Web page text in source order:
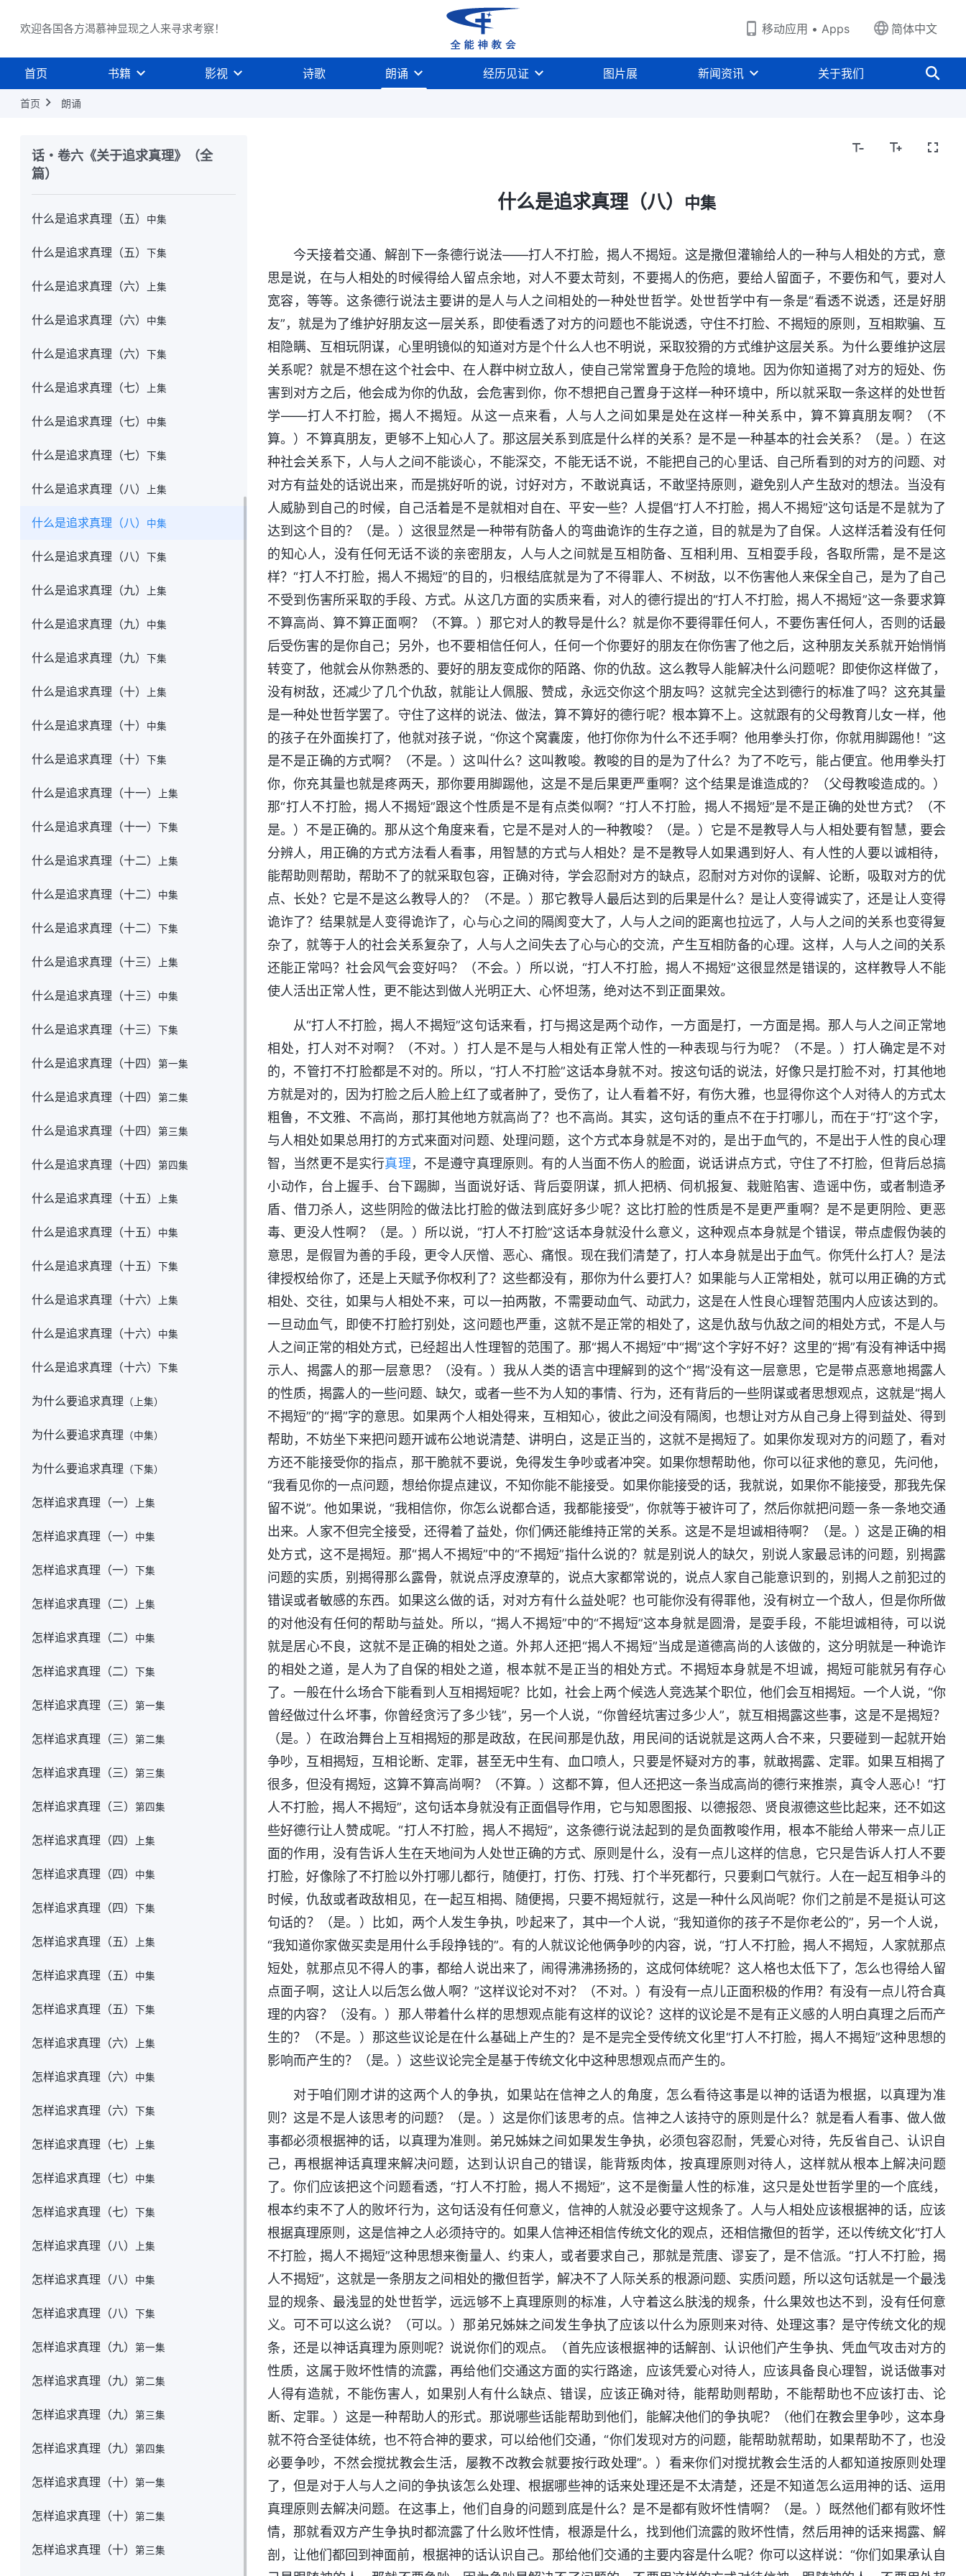
欢迎各国各方渴慕神显现之人来寻求考察！ 移动应用 • Apps 简体中文
首页 书籍 影视 诗歌 朗诵 经历见证 图片展 新闻资讯 关于我们
首页 朗诵
话・卷六《关于追求真理》（全
篇）
什么是追求真理（四）
什么是追求真理（四）下集
什么是追求真理（五） 中集
什么是追求真理（五） 下集
什么是追求真理（六） 上集
什么是追求真理（六） 中集
什么是追求真理（六） 下集
什么是追求真理（七） 上集
什么是追求真理（七） 中集
什么是追求真理（七） 下集
什么是追求真理（八） 上集
什么是追求真理（八） 中集
什么是追求真理（八） 下集
什么是追求真理（九） 上集
什么是追求真理（九） 中集
什么是追求真理（九） 下集
什么是追求真理（十） 上集
什么是追求真理（十） 中集
什么是追求真理（十） 下集
什么是追求真理（十一） 上集
什么是追求真理（十一） 下集
什么是追求真理（十二） 上集
什么是追求真理（十二） 中集
什么是追求真理（十二） 下集
什么是追求真理（十三） 上集
什么是追求真理（十三） 中集
什么是追求真理（十三） 下集
什么是追求真理（十四） 第一集
什么是追求真理（十四） 第二集
什么是追求真理（十四） 第三集
什么是追求真理（十四） 第四集
什么是追求真理（十五） 上集
什么是追求真理（十五） 中集
什么是追求真理（十五） 下集
什么是追求真理（十六） 上集
什么是追求真理（十六） 中集
什么是追求真理（十六） 下集
为什么要追求真理 （上集）
为什么要追求真理 （中集）
为什么要追求真理 （下集）
怎样追求真理（一） 上集
怎样追求真理（一） 中集
怎样追求真理（一） 下集
怎样追求真理（二） 上集
怎样追求真理（二） 中集
怎样追求真理（二） 下集
怎样追求真理（三） 第一集
怎样追求真理（三） 第二集
怎样追求真理（三） 第三集
怎样追求真理（三） 第四集
怎样追求真理（四） 上集
怎样追求真理（四） 中集
怎样追求真理（四） 下集
怎样追求真理（五） 上集
怎样追求真理（五） 中集
怎样追求真理（五） 下集
怎样追求真理（六） 上集
怎样追求真理（六） 中集
怎样追求真理（六） 下集
怎样追求真理（七） 上集
怎样追求真理（七） 中集
怎样追求真理（七） 下集
怎样追求真理（八） 上集
怎样追求真理（八） 中集
怎样追求真理（八） 下集
怎样追求真理（九） 第一集
怎样追求真理（九） 第二集
怎样追求真理（九） 第三集
怎样追求真理（九） 第四集
怎样追求真理（十） 第一集
怎样追求真理（十） 第二集
怎样追求真理（十） 第三集
什么是追求真理（八） 中集
今天接着交通、解剖下一条德行说法——打人不打脸，揭人不揭短。这是撒但灌输给人的一种与人相处的方式，意
思是说，在与人相处的时候得给人留点余地，对人不要太苛刻，不要揭人的伤疤，要给人留面子，不要伤和气，要对人
宽容，等等。这条德行说法主要讲的是人与人之间相处的一种处世哲学。处世哲学中有一条是“看透不说透，还是好朋
友”，就是为了维护好朋友这一层关系，即使看透了对方的问题也不能说透，守住不打脸、不揭短的原则，互相欺骗、互
相隐瞒、互相玩阴谋，心里明镜似的知道对方是个什么人也不明说，采取狡猾的方式维护这层关系。为什么要维护这层
关系呢？就是不想在这个社会中、在人群中树立敌人，使自己常常置身于危险的境地。因为你知道揭了对方的短处、伤
害到对方之后，他会成为你的仇敌，会危害到你，你不想把自己置身于这样一种环境中，所以就采取一条这样的处世哲
学——打人不打脸，揭人不揭短。从这一点来看，人与人之间如果是处在这样一种关系中，算不算真朋友啊？（不
算。）不算真朋友，更够不上知心人了。那这层关系到底是什么样的关系？是不是一种基本的社会关系？（是。）在这
种社会关系下，人与人之间不能谈心，不能深交，不能无话不说，不能把自己的心里话、自己所看到的对方的问题、对
对方有益处的话说出来，而是挑好听的说，讨好对方，不敢说真话，不敢坚持原则，避免别人产生敌对的想法。当没有
人威胁到自己的时候，自己活着是不是就相对自在、平安一些？人提倡“打人不打脸，揭人不揭短”这句话是不是就为了
达到这个目的？（是。）这很显然是一种带有防备人的弯曲诡诈的生存之道，目的就是为了自保。人这样活着没有任何
的知心人，没有任何无话不谈的亲密朋友，人与人之间就是互相防备、互相利用、互相耍手段，各取所需，是不是这
样？“打人不打脸，揭人不揭短”的目的，归根结底就是为了不得罪人、不树敌，以不伤害他人来保全自己，是为了自己
不受到伤害所采取的手段、方式。从这几方面的实质来看，对人的德行提出的“打人不打脸，揭人不揭短”这一条要求算
不算高尚、算不算正面啊？（不算。）那它对人的教导是什么？就是你不要得罪任何人，不要伤害任何人，否则的话最
后受伤害的是你自己；另外，也不要相信任何人，任何一个你要好的朋友在你伤害了他之后，这种朋友关系就开始悄悄
转变了，他就会从你熟悉的、要好的朋友变成你的陌路、你的仇敌。这么教导人能解决什么问题呢？即使你这样做了，
没有树敌，还减少了几个仇敌，就能让人佩服、赞成，永远交你这个朋友吗？这就完全达到德行的标准了吗？这充其量
是一种处世哲学罢了。守住了这样的说法、做法，算不算好的德行呢？根本算不上。这就跟有的父母教育儿女一样，他
的孩子在外面挨打了，他就对孩子说，“你这个窝囊废，他打你你为什么不还手啊？他用拳头打你，你就用脚踢他！”这
是不是正确的方式啊？（不是。）这叫什么？这叫教唆。教唆的目的是为了什么？为了不吃亏，能占便宜。他用拳头打
你，你充其量也就是疼两天，那你要用脚踢他，这是不是后果更严重啊？这个结果是谁造成的？（父母教唆造成的。）
那“打人不打脸，揭人不揭短”跟这个性质是不是有点类似啊？“打人不打脸，揭人不揭短”是不是正确的处世方式？（不
是。）不是正确的。那从这个角度来看，它是不是对人的一种教唆？（是。）它是不是教导人与人相处要有智慧，要会
分辨人，用正确的方式方法看人看事，用智慧的方式与人相处？是不是教导人如果遇到好人、有人性的人要以诚相待，
能帮助则帮助，帮助不了的就采取包容，正确对待，学会忍耐对方的缺点，忍耐对方对你的误解、论断，吸取对方的优
点、长处？它是不是这么教导人的？（不是。）那它教导人最后达到的后果是什么？是让人变得诚实了，还是让人变得
诡诈了？结果就是人变得诡诈了，心与心之间的隔阂变大了，人与人之间的距离也拉远了，人与人之间的关系也变得复
杂了，就等于人的社会关系复杂了，人与人之间失去了心与心的交流，产生互相防备的心理。这样，人与人之间的关系
还能正常吗？社会风气会变好吗？（不会。）所以说，“打人不打脸，揭人不揭短”这很显然是错误的，这样教导人不能
使人活出正常人性，更不能达到做人光明正大、心怀坦荡，绝对达不到正面果效。
从“打人不打脸，揭人不揭短”这句话来看，打与揭这是两个动作，一方面是打，一方面是揭。那人与人之间正常地
相处，打人对不对啊？（不对。）打人是不是与人相处有正常人性的一种表现与行为呢？（不是。）打人确定是不对
的，不管打不打脸都是不对的。所以，“打人不打脸”这话本身就不对。按这句话的说法，好像只是打脸不对，打其他地
方就是对的，因为打脸之后人脸上红了或者肿了，受伤了，让人看着不好，有伤大雅，也显得你这个人对待人的方式太
粗鲁，不文雅、不高尚，那打其他地方就高尚了？也不高尚。其实，这句话的重点不在于打哪儿，而在于“打”这个字，
与人相处如果总用打的方式来面对问题、处理问题，这个方式本身就是不对的，是出于血气的，不是出于人性的良心理
智，当然更不是实行真理，不是遵守真理原则。有的人当面不伤人的脸面，说话讲点方式，守住了不打脸，但背后总搞
小动作，台上握手、台下踢脚，当面说好话、背后耍阴谋，抓人把柄、伺机报复、栽赃陷害、造谣中伤，或者制造矛
盾、借刀杀人，这些阴险的做法比打脸的做法到底好多少呢？这比打脸的性质是不是更严重啊？是不是更阴险、更恶
毒、更没人性啊？（是。）所以说，“打人不打脸”这话本身就没什么意义，这种观点本身就是个错误，带点虚假伪装的
意思，是假冒为善的手段，更令人厌憎、恶心、痛恨。现在我们清楚了，打人本身就是出于血气。你凭什么打人？是法
律授权给你了，还是上天赋予你权利了？这些都没有，那你为什么要打人？如果能与人正常相处，就可以用正确的方式
相处、交往，如果与人相处不来，可以一拍两散，不需要动血气、动武力，这是在人性良心理智范围内人应该达到的。
一旦动血气，即使不打脸打别处，这问题也严重，这就不是正常的相处了，这是仇敌与仇敌之间的相处方式，不是人与
人之间正常的相处方式，已经超出人性理智的范围了。那“揭人不揭短”中“揭”这个字好不好？这里的“揭”有没有神话中揭
示人、揭露人的那一层意思？（没有。）我从人类的语言中理解到的这个“揭”没有这一层意思，它是带点恶意地揭露人
的性质，揭露人的一些问题、缺欠，或者一些不为人知的事情、行为，还有背后的一些阴谋或者思想观点，这就是“揭人
不揭短”的“揭”字的意思。如果两个人相处得来，互相知心，彼此之间没有隔阂，也想让对方从自己身上得到益处、得到
帮助，不妨坐下来把问题开诚布公地说清楚、讲明白，这是正当的，这就不是揭短了。如果你发现对方的问题了，看对
方还不能接受你的指点，那干脆就不要说，免得发生争吵或者冲突。如果你想帮助他，你可以征求他的意见，先问他，
“我看见你的一点问题，想给你提点建议，不知你能不能接受。如果你能接受的话，我就说，如果你不能接受，那我先保
留不说”。他如果说，“我相信你，你怎么说都合适，我都能接受”，你就等于被许可了，然后你就把问题一条一条地交通
出来。人家不但完全接受，还得着了益处，你们俩还能维持正常的关系。这是不是坦诚相待啊？（是。）这是正确的相
处方式，这不是揭短。那“揭人不揭短”中的“不揭短”指什么说的？就是别说人的缺欠，别说人家最忌讳的问题，别揭露
问题的实质，别揭得那么露骨，就说点浮皮潦草的，说点大家都常说的，说点人家自己能意识到的，别揭人之前犯过的
错误或者敏感的东西。如果这么做的话，对对方有什么益处呢？也可能你没有得罪他，没有树立一个敌人，但是你所做
的对他没有任何的帮助与益处。所以，“揭人不揭短”中的“不揭短”这本身就是圆滑，是耍手段，不能坦诚相待，可以说
就是居心不良，这就不是正确的相处之道。外邦人还把“揭人不揭短”当成是道德高尚的人该做的，这分明就是一种诡诈
的相处之道，是人为了自保的相处之道，根本就不是正当的相处方式。不揭短本身就是不坦诚，揭短可能就另有存心
了。一般在什么场合下能看到人互相揭短呢？比如，社会上两个候选人竞选某个职位，他们会互相揭短。一个人说，“你
曾经做过什么坏事，你曾经贪污了多少钱”，另一个人说，“你曾经坑害过多少人”，就互相揭露这些事，这是不是揭短？
（是。）在政治舞台上互相揭短的那是政敌，在民间那是仇敌，用民间的话说就是这两人合不来，只要碰到一起就开始
争吵，互相揭短，互相论断、定罪，甚至无中生有、血口喷人，只要是怀疑对方的事，就敢揭露、定罪。如果互相揭了
很多，但没有揭短，这算不算高尚啊？（不算。）这都不算，但人还把这一条当成高尚的德行来推崇，真令人恶心！“打
人不打脸，揭人不揭短”，这句话本身就没有正面倡导作用，它与知恩图报、以德报怨、贤良淑德这些比起来，还不如这
些好德行让人赞成呢。“打人不打脸，揭人不揭短”，这条德行说法起到的是负面教唆作用，根本不能给人带来一点儿正
面的作用，没有告诉人生在天地间为人处世正确的方式、原则是什么，没有一点儿这样的信息，它只是告诉人打人不要
打脸，好像除了不打脸以外打哪儿都行，随便打，打伤、打残、打个半死都行，只要剩口气就行。人在一起互相争斗的
时候，仇敌或者政敌相见，在一起互相揭、随便揭，只要不揭短就行，这是一种什么风尚呢？你们之前是不是挺认可这
句话的？（是。）比如，两个人发生争执，吵起来了，其中一个人说，“我知道你的孩子不是你老公的”，另一个人说，
“我知道你家做买卖是用什么手段挣钱的”。有的人就议论他俩争吵的内容，说，“打人不打脸，揭人不揭短，人家就那点
短处，就那点见不得人的事，都给人说出来了，闹得沸沸扬扬的，这成何体统呢？这人格也太低下了，怎么也得给人留
点面子啊，这让人以后怎么做人啊？”这样议论对不对？（不对。）有没有一点儿正面积极的作用？有没有一点儿符合真
理的内容？（没有。）那人带着什么样的思想观点能有这样的议论？这样的议论是不是有正义感的人明白真理之后而产
生的？（不是。）那这些议论是在什么基础上产生的？是不是完全受传统文化里“打人不打脸，揭人不揭短”这种思想的
影响而产生的？（是。）这些议论完全是基于传统文化中这种思想观点而产生的。
对于咱们刚才讲的这两个人的争执，如果站在信神之人的角度，怎么看待这事是以神的话语为根据，以真理为准
则？这是不是人该思考的问题？（是。）这是你们该思考的点。信神之人该持守的原则是什么？就是看人看事、做人做
事都必须根据神的话，以真理为准则。弟兄姊妹之间如果发生争执，必须包容忍耐，凭爱心对待，先反省自己、认识自
己，再根据神话真理来解决问题，达到认识自己的错误，能背叛肉体，按真理原则对待人，这样就从根本上解决问题
了。你们应该把这个问题看透，“打人不打脸，揭人不揭短”，这不是衡量人性的标准，这只是处世哲学里的一个底线，
根本约束不了人的败坏行为，这句话没有任何意义，信神的人就没必要守这规条了。人与人相处应该根据神的话，应该
根据真理原则，这是信神之人必须持守的。如果人信神还相信传统文化的观点，还相信撒但的哲学，还以传统文化“打人
不打脸，揭人不揭短”这种思想来衡量人、约束人，或者要求自己，那就是荒唐、谬妄了，是不信派。“打人不打脸，揭
人不揭短”，这就是一条朋友之间相处的撒但哲学，解决不了人际关系的根源问题、实质问题，所以这句话就是一个最浅
显的规条、最浅显的处世哲学，远远够不上真理原则的标准，人守着这么肤浅的规条，什么果效也达不到，没有任何意
义。可不可以这么说？（可以。）那弟兄姊妹之间发生争执了应该以什么为原则来对待、处理这事？是守传统文化的规
条，还是以神话真理为原则呢？说说你们的观点。（首先应该根据神的话解剖、认识他们产生争执、凭血气攻击对方的
性质，这属于败坏性情的流露，再给他们交通这方面的实行路途，应该凭爱心对待人，应该具备良心理智，说话做事对
人得有造就，不能伤害人，如果别人有什么缺点、错误，应该正确对待，能帮助则帮助，不能帮助也不应该打击、论
断、定罪。）这是一种帮助人的形式。那说哪些话能帮助到他们，能解决他们的争执呢？（他们在教会里争吵，这本身
就不符合圣徒体统，也不符合神的要求，可以给他们交通，“你们发现对方的问题，能帮助就帮助，如果帮助不了，也没
必要争吵，不然会搅扰教会生活，屡教不改教会就要按行政处理”。）看来你们对搅扰教会生活的人都知道按原则处理
了，但是对于人与人之间的争执该怎么处理、根据哪些神的话来处理还是不太清楚，还是不知道怎么运用神的话、运用
真理原则去解决问题。在这事上，他们自身的问题到底是什么？是不是都有败坏性情啊？（是。）既然他们都有败坏性
情，那就看双方产生争执时都流露了什么败坏性情，根源是什么，找到他们流露的败坏性情，然后用神的话来揭露、解
剖，让他们都回到神面前，根据神的话认识自己。那给他们交通的主要内容是什么呢？你可以这样说：“你们如果承认自